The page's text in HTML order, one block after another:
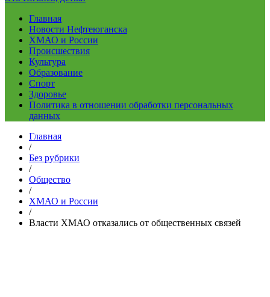
Главная
Новости Нефтеюганска
ХМАО и России
Происшествия
Культура
Образование
Спорт
Здоровье
Политика в отношении обработки персональных
данных
Главная
/
Без рубрики
/
Общество
/
ХМАО и России
/
‌‌Власти ХМАО отказались от общественных связей